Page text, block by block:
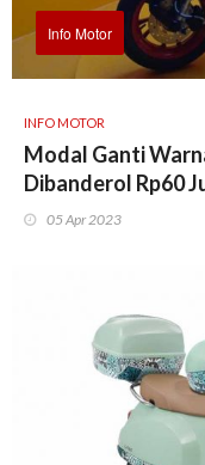
Info Motor
INFO MOTOR
Modal Ganti
Dibanderol Rp60
05 Apr 2023